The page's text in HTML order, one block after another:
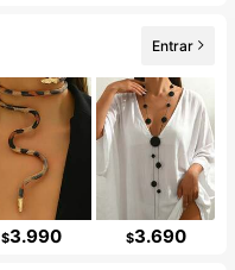
Entrar
$3.990 $3.690